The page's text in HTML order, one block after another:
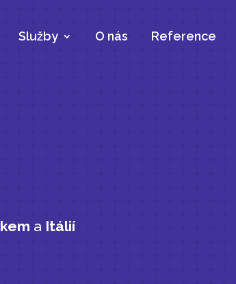
Služby O nás Reference
a Itálií